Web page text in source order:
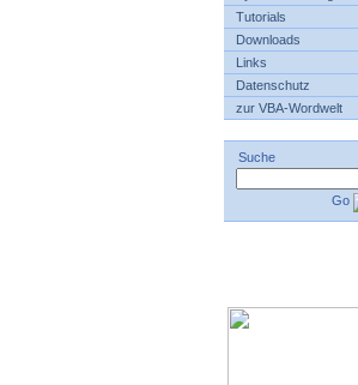
Tutorials
Downloads
Links
Datenschutz
zur VBA-Wordwelt
Suche
Go